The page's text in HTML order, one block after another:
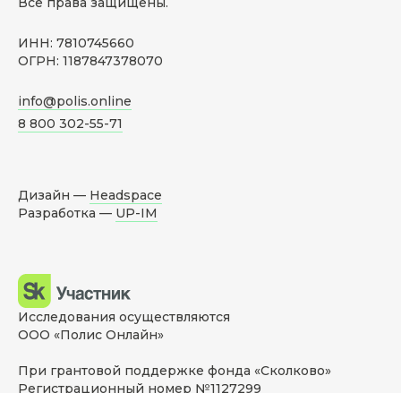
ИНН: 7810745660
ОГРН: 1187847378070
info@polis.online
8 800 302-55-71
Дизайн — Headspace
Разработка — UP-IM
Исследования осуществляются
ООО «Полис Онлайн»
При грантовой поддержке фонда «Сколково»
Регистрационный номер №1127299